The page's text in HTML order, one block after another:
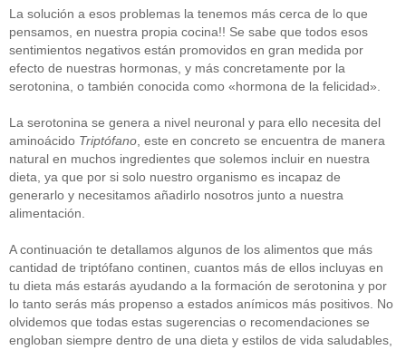
La solución a esos problemas la tenemos más cerca de lo que
pensamos, en nuestra propia cocina!! Se sabe que todos esos
sentimientos negativos están promovidos en gran medida por
efecto de nuestras hormonas, y más concretamente por la
serotonina, o también conocida como «hormona de la felicidad».
La serotonina se genera a nivel neuronal y para ello necesita del
aminoácido Triptófano, este en concreto se encuentra de manera
natural en muchos ingredientes que solemos incluir en nuestra
dieta, ya que por si solo nuestro organismo es incapaz de
generarlo y necesitamos añadirlo nosotros junto a nuestra
alimentación.
A continuación te detallamos algunos de los alimentos que más
cantidad de triptófano continen, cuantos más de ellos incluyas en
tu dieta más estarás ayudando a la formación de serotonina y por
lo tanto serás más propenso a estados anímicos más positivos. No
olvidemos que todas estas sugerencias o recomendaciones se
engloban siempre dentro de una dieta y estilos de vida saludables,